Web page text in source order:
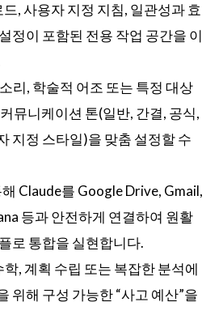
, 사용자 지정 지침, 일관성과 효
정이 포함된 전용 작업 공간을 이
리, 학술적 어조 또는 특정 대상
뮤니케이션 톤(일반, 간결, 공식,
지정 스타일)을 맞춤 설정할 수
Claude를 Google Drive, Gmail,
등과 안전하게 연결하여 원활
로 통합을 실현합니다.
학, 계획 수립 또는 복잡한 분석에
위해 구성 가능한 “사고 예산”을